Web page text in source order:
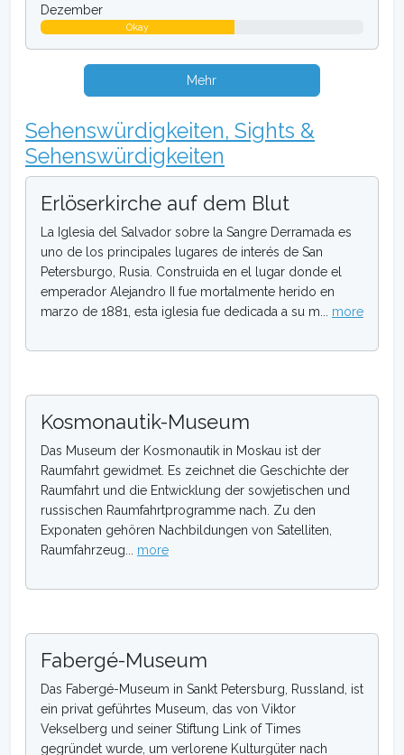
Dezember
Okay
Mehr
Sehenswürdigkeiten, Sights &
Sehenswürdigkeiten
Erlöserkirche auf dem Blut
La Iglesia del Salvador sobre la Sangre Derramada es
uno de los principales lugares de interés de San
Petersburgo, Rusia. Construida en el lugar donde el
emperador Alejandro II fue mortalmente herido en
marzo de 1881, esta iglesia fue dedicada a su m... more
Kosmonautik-Museum
Das Museum der Kosmonautik in Moskau ist der
Raumfahrt gewidmet. Es zeichnet die Geschichte der
Raumfahrt und die Entwicklung der sowjetischen und
russischen Raumfahrtprogramme nach. Zu den
Exponaten gehören Nachbildungen von Satelliten,
Raumfahrzeug... more
Fabergé-Museum
Das Fabergé-Museum in Sankt Petersburg, Russland, ist
ein privat geführtes Museum, das von Viktor
Vekselberg und seiner Stiftung Link of Times
gegründet wurde, um verlorene Kulturgüter nach